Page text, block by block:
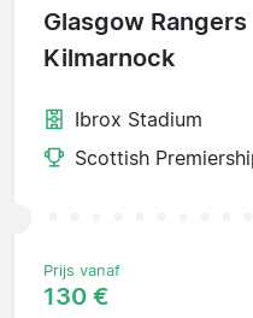
Glasgow Rangers
Kilmarnock
Ibrox Stadium
Scottish
Prijs vanaf
130 €